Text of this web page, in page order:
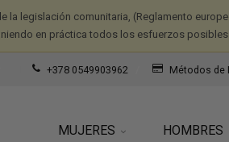
la legislación comunitaria, (Reglamento
en práctica todos los esfuerzos
+378 0549903962 Métodos de
MUJERES HOMBRES